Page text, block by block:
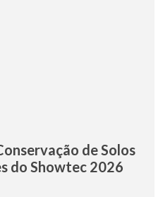
de Solos
do Showtec 2026